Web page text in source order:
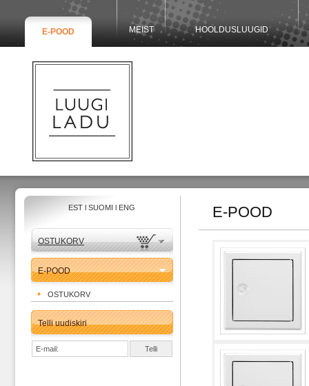
E-POOD MEIST HOOLDUSLUUGID
EST l SUOMI l ENG
OSTUKORV
E-POOD
OSTUKORV
Telli uudiskiri
E-POOD